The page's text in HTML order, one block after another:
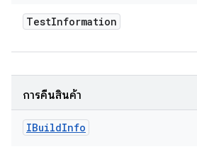
TestInformation
การคืนสินค้า
IBuildInfo